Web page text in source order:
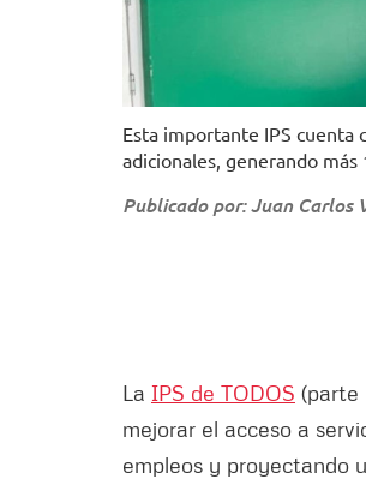
Esta importante IPS cuenta
adicionales, generando más
Publicado por: Juan Carlos
La IPS de TODOS (parte
mejorar el acceso a
empleos y proyectando